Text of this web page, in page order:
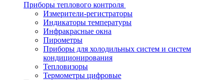
Приборы теплового контроля
Измерители-регистраторы
Индикаторы температуры
Инфракрасные окна
Пирометры
Приборы для холодильных систем и систем
кондиционирования
Тепловизоры
Термометры цифровые